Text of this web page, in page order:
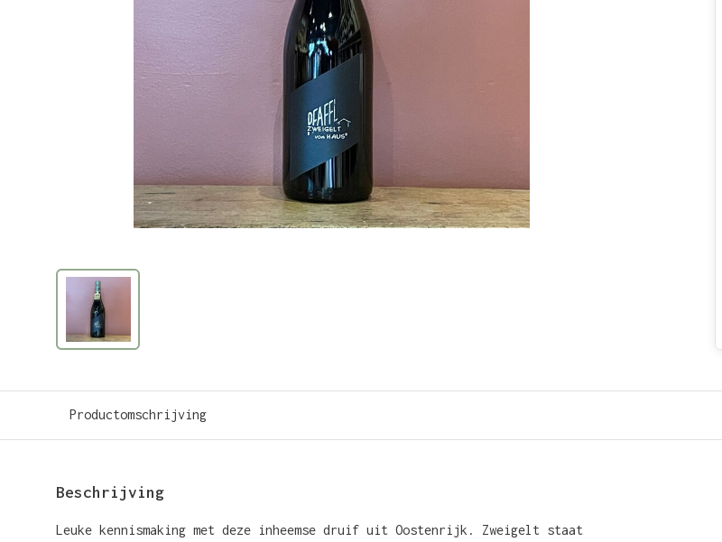
Productomschrijving
Beschrijving
Leuke kennismaking met deze inheemse druif uit Oostenrijk. Zweigelt staat